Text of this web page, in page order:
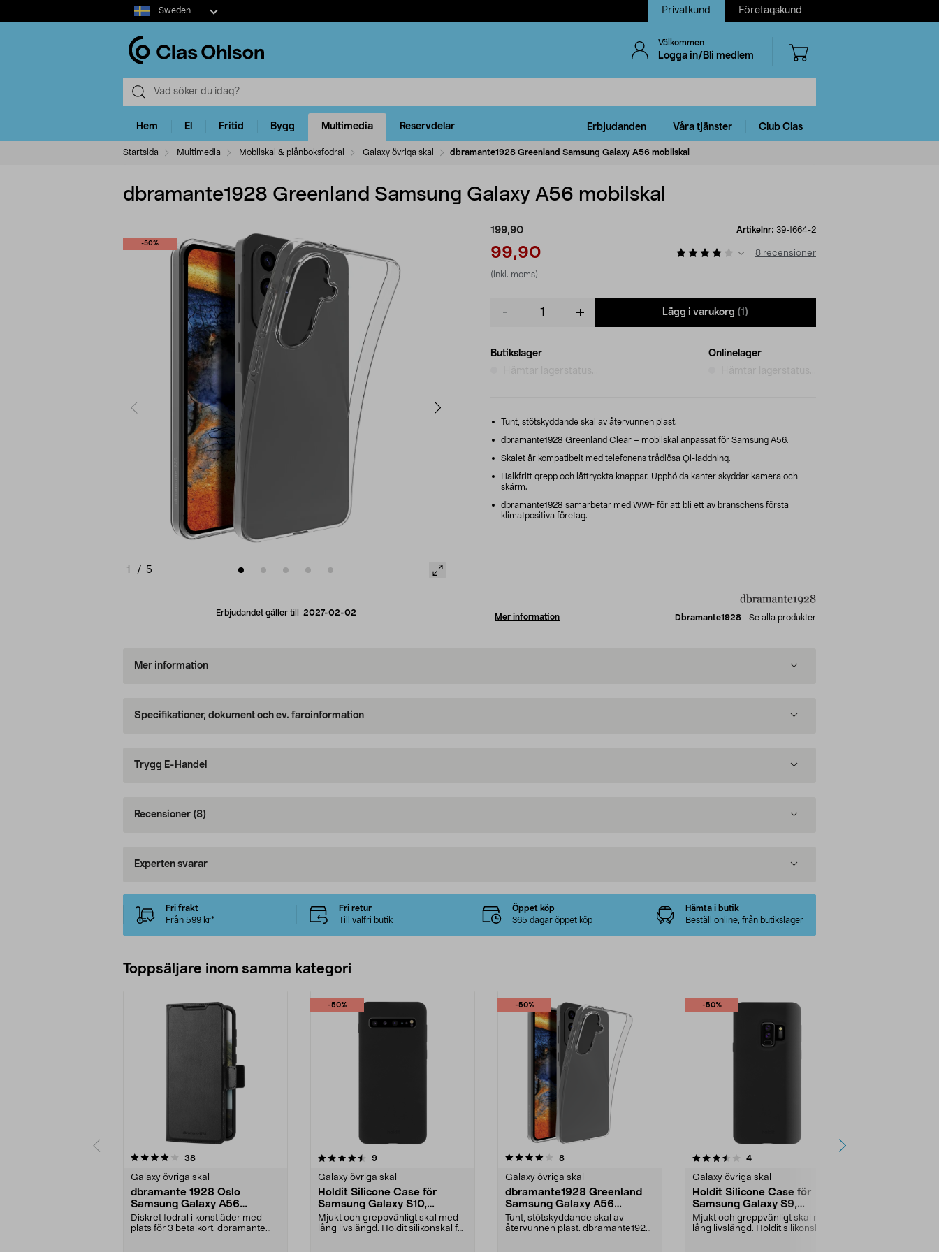
Select
market
Sweden Privatkund Företagskund
Välkommen
Logga in/Bli medlem
Hem El Fritid Bygg Multimedia Reservdelar Erbjudanden Våra tjänster Club Clas
Startsida Multimedia Mobilskal & plånboksfodral Galaxy övriga skal dbramante1928 Greenland Samsung Galaxy A56 mobilskal
dbramante1928 Greenland Samsung Galaxy A56 mobilskal
-50%
1 / 5
Erbjudandet gäller till 2027-02-02
199,90
99,90
(inkl. moms)
Artikelnr: 39-1664-2
8 recensioner
Lägg i varukorg (1)
Butikslager
Onlinelager
Tunt, stötskyddande skal av återvunnen plast.
dbramante1928 Greenland Clear – mobilskal anpassat för Samsung A56.
Skalet är kompatibelt med telefonens trådlösa Qi-laddning.
Halkfritt grepp och lättryckta knappar. Upphöjda kanter skyddar kamera och
skärm.
dbramante1928 samarbetar med WWF för att bli ett av branschens första
klimatpositiva företag.
Mer information Dbramante1928 - Se alla produkter
Mer information
Specifikationer, dokument och ev. faroinformation
Trygg E-Handel
Recensioner (8)
Experten svarar
Fri frakt
Från 599 kr*
Fri retur
Till valfri butik
Öppet köp
365 dagar öppet köp
Hämta i butik
Beställ online, från butikslager
Toppsäljare inom samma kategori
38recensioner
Galaxy övriga skal
dbramante 1928 Oslo
Samsung Galaxy A56
plånboksfodral
Diskret fodral i konstläder med
plats för 3 betalkort. dbramante
-50%
4.5 av 5 stjärnor 9recensioner
Galaxy övriga skal
Holdit Silicone Case för
Samsung Galaxy S10,
mobilskal
Mjukt och greppvänligt skal med
lång livslängd. Holdit silikonskal för
-50%
4.0 av 5 stjärnor 8recensioner
Galaxy övriga skal
dbramante1928 Greenland
Samsung Galaxy A56
mobilskal
Tunt, stötskyddande skal av
återvunnen plast. dbramante1928
-50%
3.5 av 5 stjärnor 4recensioner
Galaxy övriga skal
Holdit Silicone Case för
Samsung Galaxy S9,
mobilskal
Mjukt och greppvänligt skal med
lång livslängd. Holdit silikonskal för
4.0 av 5 stjärnor